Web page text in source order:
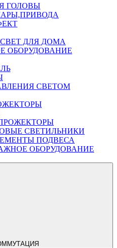
ГОЛОВЫ
ДЛЯ ДОМА
ОБОРУДОВАНИЕ
СВЕТОМ
СВЕТИЛЬНИКИ
ПОДВЕСА
ОБОРУДОВАНИЕ